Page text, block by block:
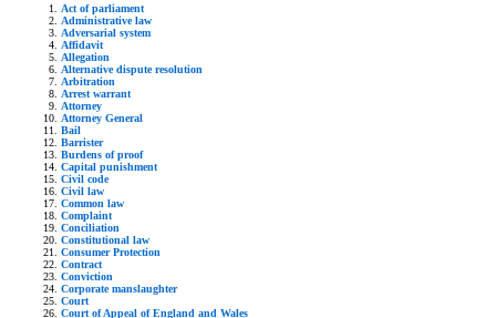
Act of parliament
Administrative law
Adversarial system
Affidavit
Allegation
Alternative dispute resolution
Arbitration
Arrest warrant
Attorney
Attorney General
Bail
Barrister
Burdens of proof
Capital punishment
Civil code
Civil law
Common law
Complaint
Conciliation
Constitutional law
Consumer Protection
Contract
Conviction
Corporate manslaughter
Court
Court of Appeal of England and Wales